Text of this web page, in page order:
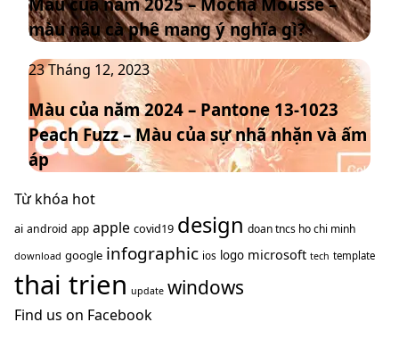
chủ
đạo
trị
xu
hướng
năm
2025
năm
2025
Mocha
Mousse
–
màu
nâu
cà
phê
mang
nghĩa
gì?
màu nâu cà phê mang ý nghĩa gì?
Màu
của
năm
2024
–
Pantone
13-
Fuzz
–
của
23 Tháng 12, 2023
Màu của năm 2024 – Pantone 13-1023
Peach Fuzz – Màu của sự nhã nhặn và ấm
áp
Từ khóa hot
ai android app apple covid19 design doan tncs ho chi minh
download google infographic ios logo microsoft tech template
thai trien update windows
Find us on Facebook